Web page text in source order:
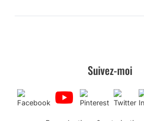
Suivez-moi